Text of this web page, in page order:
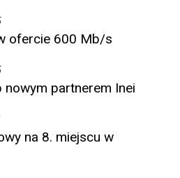
ofercie 600 Mb/s
nowym partnerem Inei
na 8. miejscu w